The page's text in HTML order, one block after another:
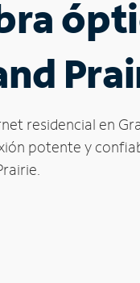
residencial en
potente y